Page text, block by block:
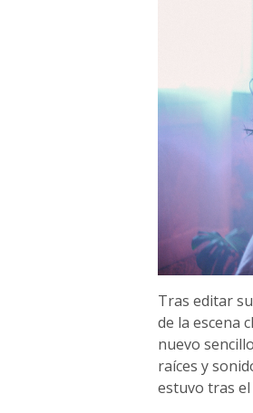
Tras editar
de la escena
nuevo
raíces y
estuvo tras